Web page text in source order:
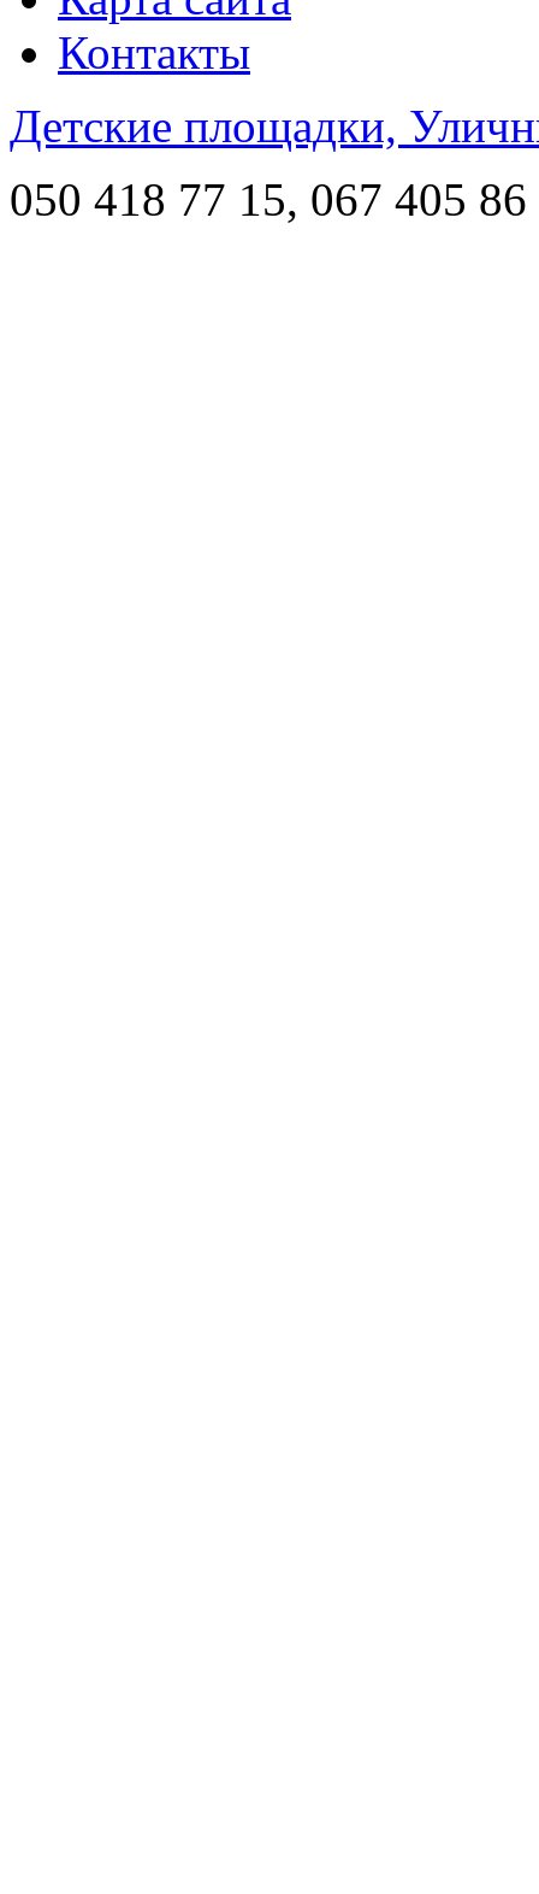
Контакты
Детские площадки,
050 418 77 15, 067 405 86